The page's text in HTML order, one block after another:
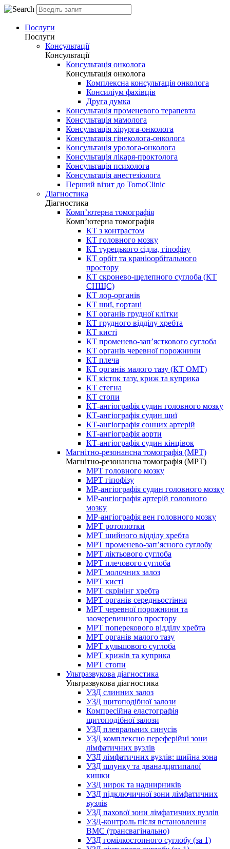
Послуги
Послуги
Консультації
Консультації
Консультація онколога
Консультація онколога
Комплексна консультація онколога
Консиліум фахівців
Друга думка
Консультація променевого терапевта
Консультація мамолога
Консультація хірурга-онколога
Консультація гінеколога-онколога
Консультація уролога-онколога
Консультація лікаря-проктолога
Консультація психолога
Консультація анестезіолога
Перший візит до TomoClinic
Діагностика
Діагностика
Комп’ютерна томографія
Комп’ютерна томографія
КТ з контрастом
КТ головного мозку
КТ турецького сідла, гіпофізу
КТ орбіт та краніоорбітального
простору
КТ скронево-щелепного суглоба (КТ
СНЩС)
КТ лор-органів
КТ шиї, гортані
КТ органів грудної клітки
КТ грудного відділу хребта
КТ кисті
КТ променево-зап’ясткового суглоба
КТ органів черевної порожнини
КТ плеча
КТ органів малого тазу (КТ ОМТ)
КТ кісток тазу, криж та куприка
КТ стегна
КТ стопи
КТ-ангіографія судин головного мозку
КТ-ангіографія судин шиї
КТ-ангіографія сонних артерій
КТ-ангіографія аорти
КТ-ангіографія судин кінцівок
Магнітно-резонансна томографія (МРТ)
Магнітно-резонансна томографія (МРТ)
МРТ головного мозку
МРТ гіпофізу
МР-ангіографія судин головного мозку
МР-ангіографія артерій головного
мозку
МР-ангіографія вен головного мозку
МРТ ротоглотки
МРТ шийного відділу хребта
МРТ променево-зап’ясного суглобу
МРТ ліктьового суглоба
МРТ плечового суглоба
МРТ молочних залоз
МРТ кисті
МРТ скрінінг хребта
МРТ органів середньостіння
МРТ черевної порожнини та
заочеревинного простору
МРТ поперекового відділу хребта
МРТ органів малого тазу
МРТ кульшового суглоба
МРТ крижів та куприка
МРТ стопи
Ультразвукова діагностика
Ультразвукова діагностика
УЗД слинних залоз
УЗД щитоподібної залози
Компресійна еластографія
щитоподібної залози
УЗД плевральних синусів
УЗД комплексно переферійні зони
лімфатичних вузлів
УЗД лімфатичних вузлів: шийна зона
УЗД шлунку та дванадцятипалої
кишки
УЗД нирок та наднирників
УЗД підключичної зони лімфатичних
вузлів
УЗД пахової зони лімфатичних вузлів
УЗД-контроль після встановлення
ВМС (трансвагінально)
УЗД гомілкостопного суглобу (за 1)